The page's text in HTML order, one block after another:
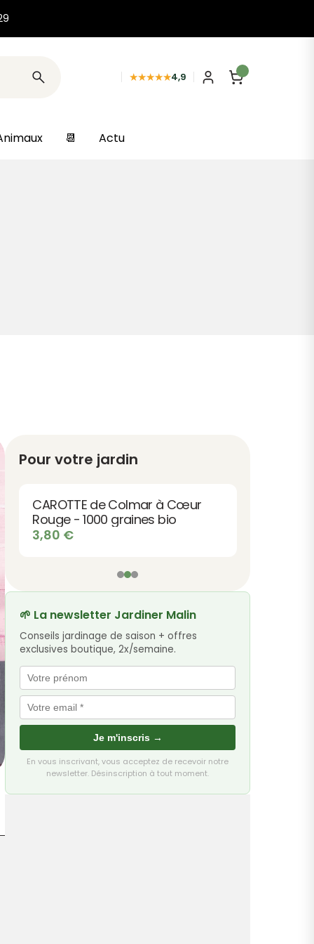
★★★★★4,9
📆 Actu
Pour votre jardin
CAROTTE de Colmar à Cœur
Rouge - 1000 graines bio
3,80 €
🌱 La newsletter Jardiner Malin
Conseils jardinage de saison + offres
exclusives boutique, 2x/semaine.
Je m'inscris →
En vous inscrivant, vous acceptez de recevoir notre
newsletter. Désinscription à tout moment.